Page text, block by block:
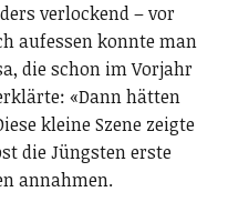
verlockend – vor
aufessen konnte man
die schon im Vorjahr
«Dann hätten
kleine Szene zeigte
die Jüngsten erste
annahmen.